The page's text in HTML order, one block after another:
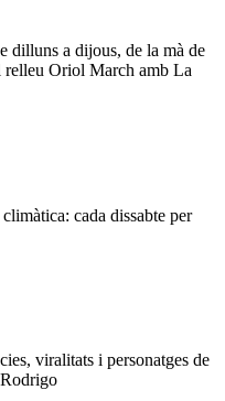
dilluns a dijous, de la mà de
relleu Oriol March amb La
cada dissabte per
viralitats i personatges de